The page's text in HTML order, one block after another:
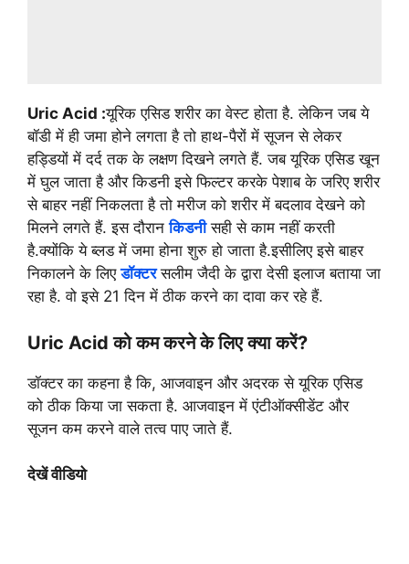
Uric Acid :यूरिक एसिड शरीर का वेस्ट होता है. लेकिन जब ये
बॉडी में ही जमा होने लगता है तो हाथ-पैरों में सूजन से लेकर
हड्डियों में दर्द तक के लक्षण दिखने लगते हैं. जब यूरिक एसिड खून
में घुल जाता है और किडनी इसे फिल्टर करके पेशाब के जरिए शरीर
से बाहर नहीं निकलता है तो मरीज को शरीर में बदलाव देखने को
मिलने लगते हैं. इस दौरानकिडनीसही से काम नहीं करती
है.क्योंकि ये ब्लड में जमा होना शुरु हो जाता है.इसीलिए इसे बाहर
निकालने के लिएडॉक्टरसलीम जैदी के द्वारा देसी इलाज बताया जा
रहा है. वो इसे 21 दिन में ठीक करने का दावा कर रहे हैं.
Uric Acid को कम करने के लिए क्या करें?
डॉक्टर का कहना है कि, आजवाइन और अदरक से यूरिक एसिड
को ठीक किया जा सकता है. आजवाइन में एंटीऑक्सीडेंट और
सूजन कम करने वाले तत्व पाए जाते हैं.
देखें वीडियो